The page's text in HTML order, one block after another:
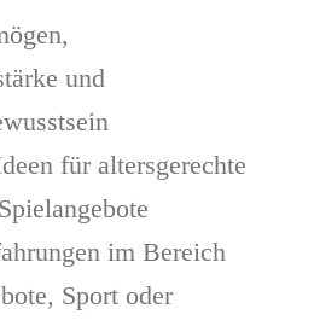
und
für altersgerechte
im Bereich
Sport oder